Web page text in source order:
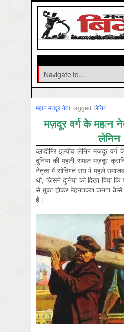
महान मज़दूर नेताTagged:लेनिन
मज़दूर वर्ग के महान
लेनिन
व्लादीमिर इल्यीच लेनिन मज़दूर
दुनिया की पहली सफल मज़दूर
नेतृत्व में सोवियत संघ में पहले
थी, जिसने दुनिया को दिखा दिया
से मुक्त होकर मेहनतकश जनता
है।